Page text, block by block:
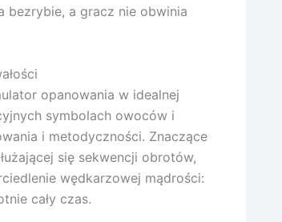
bezrybie, a gracz nie obwinia
opanowania w idealnej
symbolach owoców i
i metodyczności. Znaczące
się sekwencji obrotów,
wędkarzowej mądrości:
cały czas.